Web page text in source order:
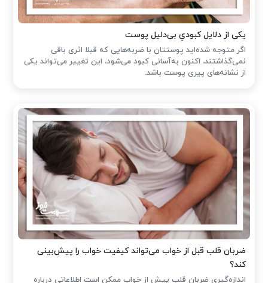
یکی از دلایل کبودیِ بی‌دلیل پوست
اگر متوجه شده‌اید پوستتان با ضربه‌هایی که قبلا اثری باقی
نمی‌گذاشتند، اکنون به‌آسانی کبود می‌شود، این تغییر می‌تواند یکی
از نشانه‌های پیری پوست باشد.
ضربان قلب قبل از خواب می‌تواند کیفیت خواب را پیش‌بینی
کند؟
اندازه‌گیری ضربان قلب پیش از خواب ممکن است اطلاعاتی درباره